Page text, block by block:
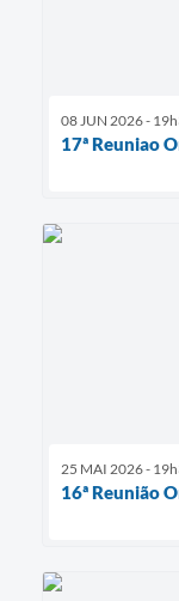
08 JUN 2026 -
17ª Reuniao
25 MAI 2026 -
16ª Reunião